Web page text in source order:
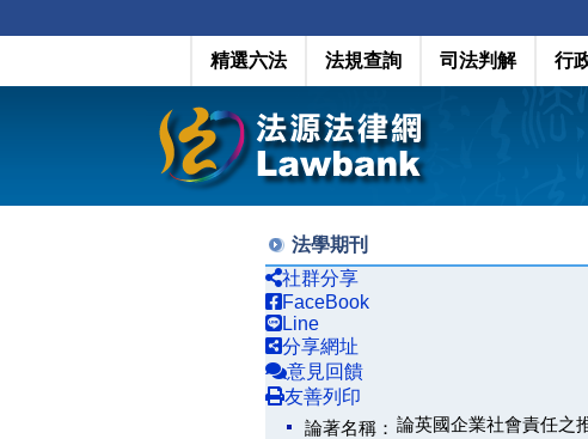
精選六法 法規查詢 司法判解 行
法學期刊
社群分享
FaceBook
Line
分享網址
意見回饋
友善列印
論著名稱： 論英國企業社會責任之